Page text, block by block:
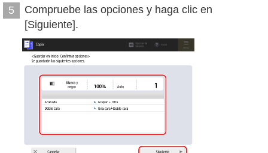
5
Compruebe las opciones y haga clic en
[Siguiente].